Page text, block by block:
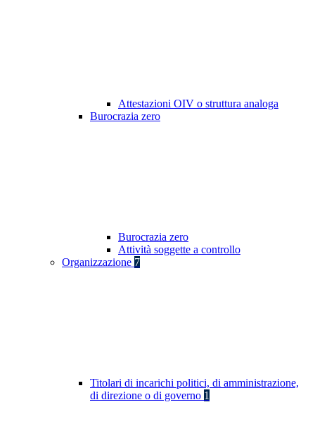
Attestazioni OIV o struttura analoga
Burocrazia zero
Burocrazia zero
Attività soggette a controllo
Organizzazione 7
Titolari di incarichi politici, di amministrazione,
di direzione o di governo 1